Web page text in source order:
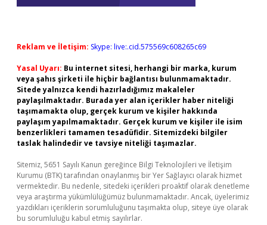
Reklam ve İletişim: Skype: live:.cid.575569c608265c69
Yasal Uyarı: Bu internet sitesi, herhangi bir marka, kurum
veya şahıs şirketi ile hiçbir bağlantısı bulunmamaktadır.
Sitede yalnızca kendi hazırladığımız makaleler
paylaşılmaktadır. Burada yer alan içerikler haber niteliği
taşımamakta olup, gerçek kurum ve kişiler hakkında
paylaşım yapılmamaktadır. Gerçek kurum ve kişiler ile isim
benzerlikleri tamamen tesadüfidir. Sitemizdeki bilgiler
taslak halindedir ve tavsiye niteliği taşımazlar.
Sitemiz, 5651 Sayılı Kanun gereğince Bilgi Teknolojileri ve İletişim
Kurumu (BTK) tarafından onaylanmış bir Yer Sağlayıcı olarak hizmet
vermektedir. Bu nedenle, sitedeki içerikleri proaktif olarak denetleme
veya araştırma yükümlülüğümüz bulunmamaktadır. Ancak, üyelerimiz
yazdıkları içeriklerin sorumluluğunu taşımakta olup, siteye üye olarak
bu sorumluluğu kabul etmiş sayılırlar.